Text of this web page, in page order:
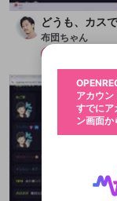
どうも、カス
布団ちゃん
ライブ配信
を表示する
アカウン
すでにア
@
カウント
こちらか
アカウン
すでにア
ン画面か
登録したメ
入力し
スに、
パ
生年月は登
セッシ
不適切
すか？
問題を
わいせ
詳しくはこち
限